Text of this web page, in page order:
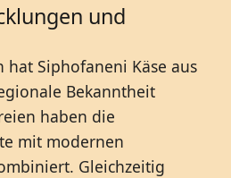
und
hat Siphofaneni Käse aus
Bekanntheit
haben die
mit modernen
Gleichzeitig